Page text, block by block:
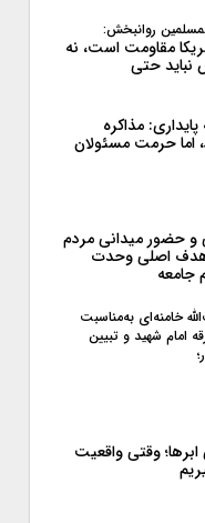
روانبخش:
مقاومت است، نه
نباید حتی
مذاکره
اما حرمت مسئولان
حضور میدانی مردم
اصلی وحدت
جامعه
خامنه‌ای به‌مناسبت
امام شهید و تبیین
وقتی واقعیت